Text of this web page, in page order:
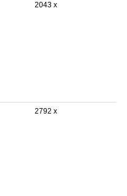
2043 x
2792 x